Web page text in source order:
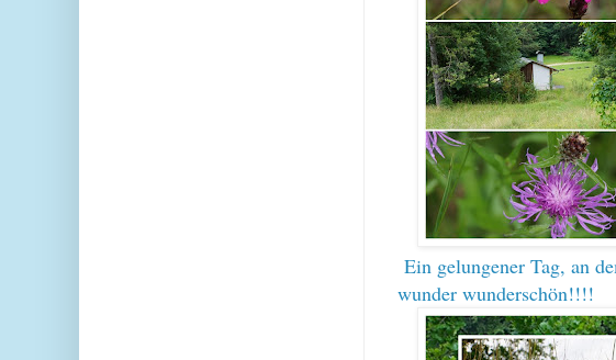
Ein gelungener Tag, an
wunder wunderschön!!!!